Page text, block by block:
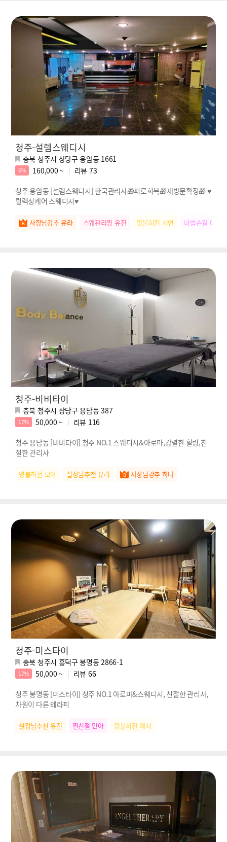
청주-설렘스웨디시
충북 청주시 상당구 용암동 1661
6% 160,000 ~ 리뷰 73
청주 용암동 [설렘스웨디시] 한국관리사🎁피로회복🎁재방문확정🎁 ♥️
릴렉싱케어 스웨디시♥️
사장님강추 유라 스웨관리짱 유진 명불허전 시연 마법손길 야삐
청주-비비타이
충북 청주시 상당구 용담동 387
17% 50,000 ~ 리뷰 116
청주 용담동 [비비타이] 청주 NO.1 스웨디시&아로마,강렬한 힐링,친
절한 관리사
명불허전 보아 실장님추천 유리 사장님강추 하나
청주-미스타이
충북 청주시 흥덕구 봉명동 2866-1
17% 50,000 ~ 리뷰 66
청주 봉명동 [미스타이] 청주 NO.1 아로마&스웨디시, 친절한 관리사,
차원이 다른 테라피
실장님추천 유진 찐친절 민아 명불허전 예지